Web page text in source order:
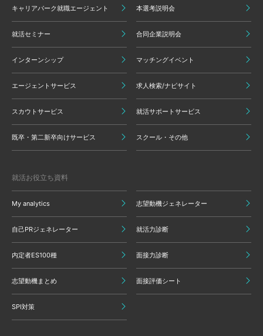
キャリアパーク就職エージェント 本選考説明会
就活セミナー 合同企業説明会
インターンシップ マッチングイベント
エージェントサービス 求人検索/ナビサイト
スカウトサービス 就活サポートサービス
既卒・第二新卒向けサービス スクール・その他
就活お役立ち資料
My analytics 志望動機ジェネレーター
自己PRジェネレーター 就活力診断
内定者ES100種 面接力診断
志望動機まとめ 面接評価シート
SPI対策